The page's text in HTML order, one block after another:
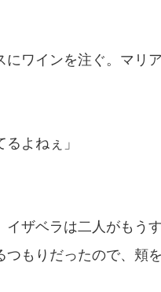
ワインを注ぐ。マリ
よねぇ」
ザベラは二人がもう
もりだったので、頬